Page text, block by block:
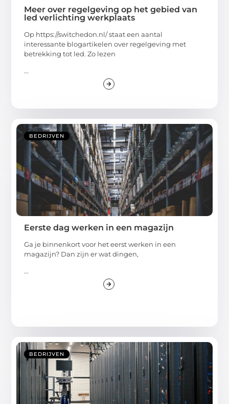
Meer over regelgeving op het gebied van
led verlichting werkplaats
Op https://switchedon.nl/ staat een aantal
interessante blogartikelen over regelgeving met
betrekking tot led. Zo lezen
...
BEDRIJVEN
Eerste dag werken in een magazijn
Ga je binnenkort voor het eerst werken in een
magazijn? Dan zijn er wat dingen,
...
BEDRIJVEN